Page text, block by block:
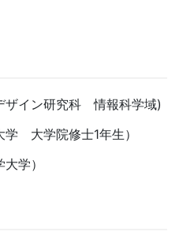
イン研究科 情報科学域)
大学院修士1年生）
学）